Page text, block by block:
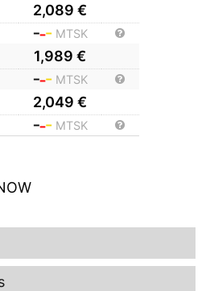
2,089 €
MTSK
1,989 €
MTSK
2,049 €
MTSK